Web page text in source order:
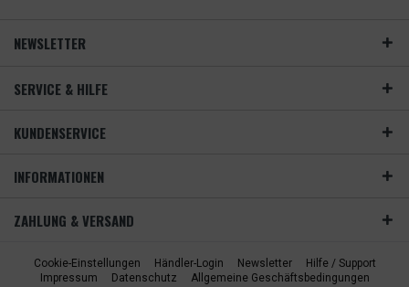
NEWSLETTER
SERVICE & HILFE
KUNDENSERVICE
INFORMATIONEN
ZAHLUNG & VERSAND
Cookie-Einstellungen Händler-Login Newsletter
Hilfe / Support
Impressum
Datenschutz
Allgemeine Geschäftsbedingungen